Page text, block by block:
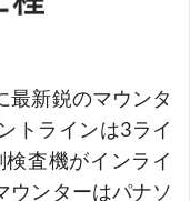
最新鋭のマウンタ
トラインは3ライ
査機がインライ
ウンターはパナソ